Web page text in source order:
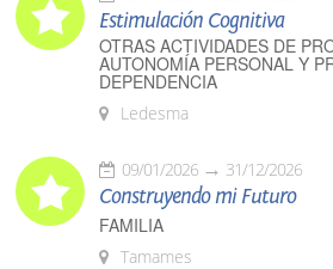
Estimulación Cognitiva
OTRAS ACTIVIDADES DE
AUTONOMÍA PERSONAL Y
DEPENDENCIA
Ledesma
09/01/2026 31/12/2026
Construyendo mi Futuro
FAMILIA
Tamames